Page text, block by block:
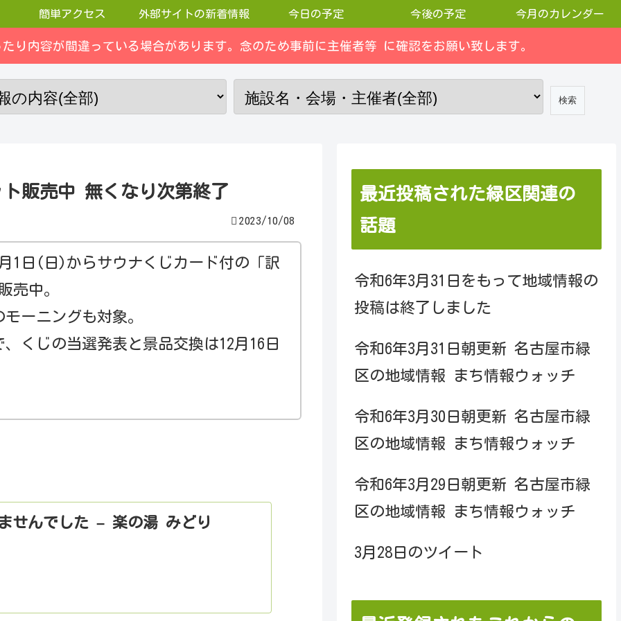
簡単アクセス 外部サイトの新着情報 今日の予定 今後の予定 今月のカレンダー
り内容が間違っている場合があります。念のため事前に主催者等 に確認をお願い致します。
販売中 無くなり次第終了
2023/10/08
1日(日)からサウナくじカード付の「訳
売中。
ーニングも対象。
くじの当選発表と景品交換は12月16日
せんでした – 楽の湯 みどり
最近投稿された緑区関連の
話題
令和6年3月31日をもって地域情報の
投稿は終了しました
令和6年3月31日朝更新 名古屋市緑
区の地域情報 まち情報ウォッチ
令和6年3月30日朝更新 名古屋市緑
区の地域情報 まち情報ウォッチ
令和6年3月29日朝更新 名古屋市緑
区の地域情報 まち情報ウォッチ
3月28日のツイート